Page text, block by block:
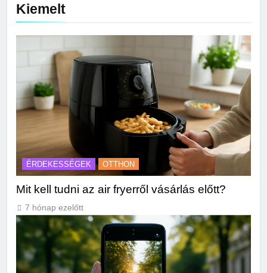
Kiemelt
ÉRDEKESSÉGEK OTTHON
Mit kell tudni az air fryerről vásárlás előtt?
7 hónap ezelőtt